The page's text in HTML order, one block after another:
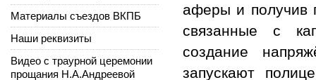
аферы и получив
связанные с
создание
запускают
Материалы съездов ВКПБ
Наши реквизиты
Видео с траурной церемонии
прощания Н.А.Андреевой